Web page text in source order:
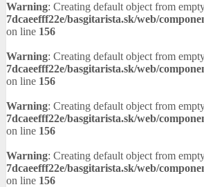
Warning: Creating default object from
7dcaeefff22e/basgitarista.sk/web/
on line 156
Warning: Creating default object from
7dcaeefff22e/basgitarista.sk/web/
on line 156
Warning: Creating default object from
7dcaeefff22e/basgitarista.sk/web/
on line 156
Warning: Creating default object from
7dcaeefff22e/basgitarista.sk/web/
on line 156